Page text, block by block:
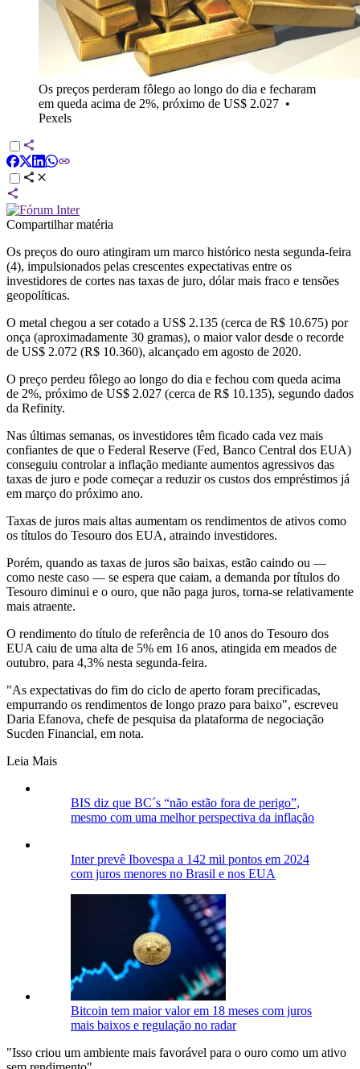
Os preços perderam fôlego ao longo do dia e fecharam
em queda acima de 2%, próximo de US$ 2.027 •
Pexels
Compartilhar matéria
Os preços do ouro atingiram um marco histórico nesta segunda-feira
(4), impulsionados pelas crescentes expectativas entre os
investidores de cortes nas taxas de juro, dólar mais fraco e tensões
geopolíticas.
O metal chegou a ser cotado a US$ 2.135 (cerca de R$ 10.675) por
onça (aproximadamente 30 gramas), o maior valor desde o recorde
de US$ 2.072 (R$ 10.360), alcançado em agosto de 2020.
O preço perdeu fôlego ao longo do dia e fechou com queda acima
de 2%, próximo de US$ 2.027 (cerca de R$ 10.135), segundo dados
da Refinity.
Nas últimas semanas, os investidores têm ficado cada vez mais
confiantes de que o Federal Reserve (Fed, Banco Central dos EUA)
conseguiu controlar a inflação mediante aumentos agressivos das
taxas de juro e pode começar a reduzir os custos dos empréstimos já
em março do próximo ano.
Taxas de juros mais altas aumentam os rendimentos de ativos como
os títulos do Tesouro dos EUA, atraindo investidores.
Porém, quando as taxas de juros são baixas, estão caindo ou —
como neste caso — se espera que caiam, a demanda por títulos do
Tesouro diminui e o ouro, que não paga juros, torna-se relativamente
mais atraente.
O rendimento do título de referência de 10 anos do Tesouro dos
EUA caiu de uma alta de 5% em 16 anos, atingida em meados de
outubro, para 4,3% nesta segunda-feira.
"As expectativas do fim do ciclo de aperto foram precificadas,
empurrando os rendimentos de longo prazo para baixo", escreveu
Daria Efanova, chefe de pesquisa da plataforma de negociação
Sucden Financial, em nota.
Leia Mais
BIS diz que BC´s “não estão fora de perigo”,
mesmo com uma melhor perspectiva da inflação
Inter prevê Ibovespa a 142 mil pontos em 2024
com juros menores no Brasil e nos EUA
Bitcoin tem maior valor em 18 meses com juros
mais baixos e regulação no radar
"Isso criou um ambiente mais favorável para o ouro como um ativo